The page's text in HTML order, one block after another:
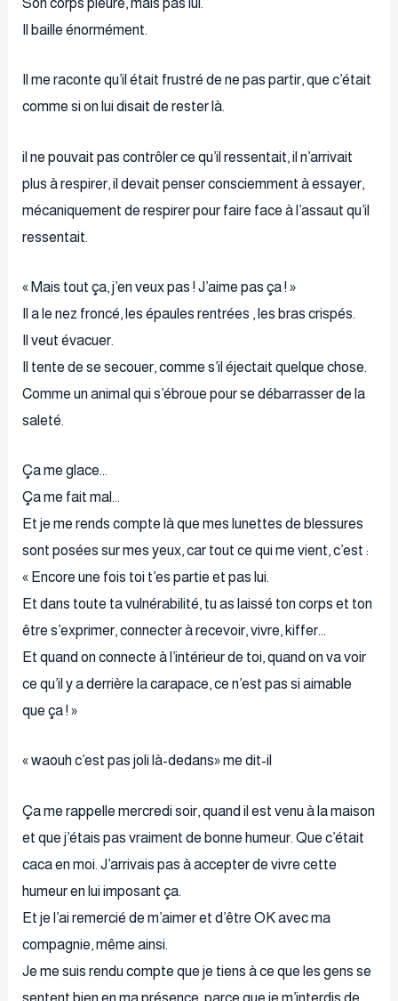
Il baille énormément.
Il me raconte qu’il était frustré de ne pas partir, que c’était
comme si on lui disait de rester là.
il ne pouvait pas contrôler ce qu’il ressentait, il n’arrivait
plus à respirer, il devait penser consciemment à essayer,
mécaniquement de respirer pour faire face à l’assaut qu’il
ressentait.
« Mais tout ça, j’en veux pas ! J’aime pas ça ! »
Il a le nez froncé, les épaules rentrées , les bras crispés.
Il veut évacuer.
Il tente de se secouer, comme s’il éjectait quelque chose.
Comme un animal qui s’ébroue pour se débarrasser de la
saleté.
Ça me glace…
Ça me fait mal…
Et je me rends compte là que mes lunettes de blessures
sont posées sur mes yeux, car tout ce qui me vient, c’est :
« Encore une fois toi t’es partie et pas lui.
Et dans toute ta vulnérabilité, tu as laissé ton corps et ton
être s’exprimer, connecter à recevoir, vivre, kiffer…
Et quand on connecte à l’intérieur de toi, quand on va voir
ce qu’il y a derrière la carapace, ce n’est pas si aimable
que ça ! »
« waouh c’est pas joli là-dedans» me dit-il
Ça me rappelle mercredi soir, quand il est venu à la maison
et que j’étais pas vraiment de bonne humeur. Que c’était
caca en moi. J’arrivais pas à accepter de vivre cette
humeur en lui imposant ça.
Et je l’ai remercié de m’aimer et d’être OK avec ma
compagnie, même ainsi.
Je me suis rendu compte que je tiens à ce que les gens se
sentent bien en ma présence, parce que je m’interdis de